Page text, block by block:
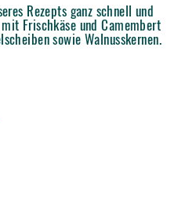
Rezepts ganz schnell und
Frischkäse und Camembert
sowie Walnusskernen.